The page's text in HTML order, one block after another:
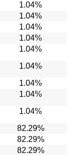
1.04%
1.04%
1.04%
1.04%
1.04%
1.04%
1.04%
1.04%
1.04%
82.29%
82.29%
82.29%